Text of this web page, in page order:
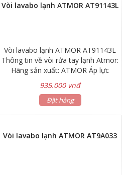
Vòi lavabo lạnh ATMOR AT91143L
Vòi lavabo lạnh ATMOR AT91143L
Thông tin về vòi rửa tay lạnh Atmor:
Hãng sản xuất: ATMOR Áp lực
nước: 0.05MPa ~ 0.75MPa Lớp mạ :
Nikel chrome Chất liệu: đồng: Chiều
cao miệng vòi 72mm Bảo hành: sen
935.000 vnđ
Đặt hàng
Vòi lavabo lạnh ATMOR AT9A033